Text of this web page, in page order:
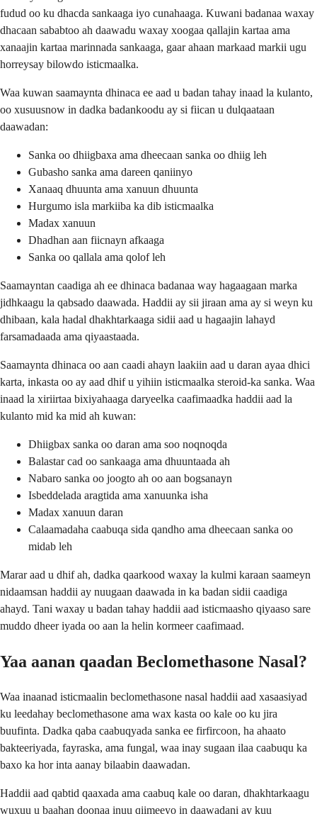
fudud oo ku dhacda sankaaga iyo cunahaaga. Kuwani badanaa waxay
dhacaan sababtoo ah daawadu waxay xoogaa qallajin kartaa ama
xanaajin kartaa marinnada sankaaga, gaar ahaan markaad markii ugu
horreysay bilowdo isticmaalka.
Waa kuwan saamaynta dhinaca ee aad u badan tahay inaad la kulanto,
oo xusuusnow in dadka badankoodu ay si fiican u dulqaataan
daawadan:
Sanka oo dhiigbaxa ama dheecaan sanka oo dhiig leh
Gubasho sanka ama dareen qaniinyo
Xanaaq dhuunta ama xanuun dhuunta
Hurgumo isla markiiba ka dib isticmaalka
Madax xanuun
Dhadhan aan fiicnayn afkaaga
Sanka oo qallala ama qolof leh
Saamayntan caadiga ah ee dhinaca badanaa way hagaagaan marka
jidhkaagu la qabsado daawada. Haddii ay sii jiraan ama ay si weyn ku
dhibaan, kala hadal dhakhtarkaaga sidii aad u hagaajin lahayd
farsamadaada ama qiyaastaada.
Saamaynta dhinaca oo aan caadi ahayn laakiin aad u daran ayaa dhici
karta, inkasta oo ay aad dhif u yihiin isticmaalka steroid-ka sanka. Waa
inaad la xiriirtaa bixiyahaaga daryeelka caafimaadka haddii aad la
kulanto mid ka mid ah kuwan:
Dhiigbax sanka oo daran ama soo noqnoqda
Balastar cad oo sankaaga ama dhuuntaada ah
Nabaro sanka oo joogto ah oo aan bogsanayn
Isbeddelada aragtida ama xanuunka isha
Madax xanuun daran
Calaamadaha caabuqa sida qandho ama dheecaan sanka oo
midab leh
Marar aad u dhif ah, dadka qaarkood waxay la kulmi karaan saameyn
nidaamsan haddii ay nuugaan daawada in ka badan sidii caadiga
ahayd. Tani waxay u badan tahay haddii aad isticmaasho qiyaaso sare
muddo dheer iyada oo aan la helin kormeer caafimaad.
Yaa aanan qaadan Beclomethasone Nasal?
Waa inaanad isticmaalin beclomethasone nasal haddii aad xasaasiyad
ku leedahay beclomethasone ama wax kasta oo kale oo ku jira
buufinta. Dadka qaba caabuqyada sanka ee firfircoon, ha ahaato
bakteeriyada, fayraska, ama fungal, waa inay sugaan ilaa caabuqu ka
baxo ka hor inta aanay bilaabin daawadan.
Haddii aad qabtid qaaxada ama caabuq kale oo daran, dhakhtarkaagu
wuxuu u baahan doonaa inuu qiimeeyo in daawadani ay kuu